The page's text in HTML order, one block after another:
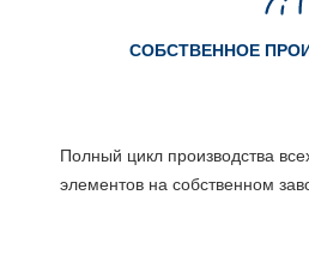
СОБСТВЕННОЕ
Полный цикл производства
элементов на собственном